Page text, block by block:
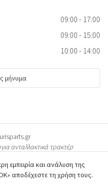
09:00 - 17:00
09:00 - 15:00
10:00 - 14:00
μήνυμα
ανταλλακτικά τρακτέρ
εμπειρία και ανάλυση της
αποδέχεστε τη χρήση τους.